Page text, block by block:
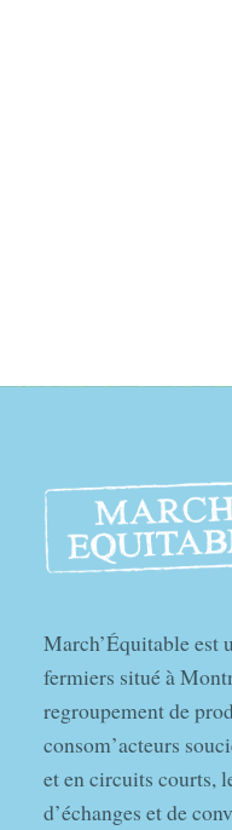
March’Équitable est
fermiers situé à
regroupement de
consom’acteurs
et en circuits courts,
d’échanges et de